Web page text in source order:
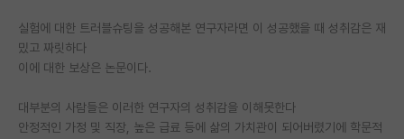
취업 게시판
임용 후기 게시판
PI 전용 게시판
실험에 대한 트러블슈팅을 성공해본 연구자라면 이 성공했을 때 성취감은 재
밌고 짜릿하다
이에 대한 보상은 논문이다.
대부분의 사람들은 이러한 연구자의 성취감을 이해못한다
안정적인 가정 및 직장, 높은 급료 등에 삶의 가치관이 되어버렸기에 학문적